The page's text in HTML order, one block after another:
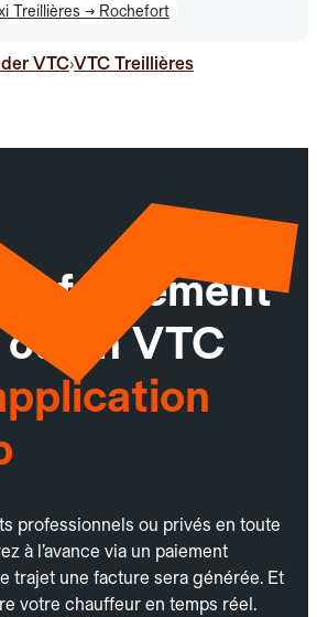
Treillières → Rochefort
VTC›VTC Treillières
facilement
ou un VTC
professionnels ou privés en toute
à l’avance via un paiement
trajet une facture sera générée. Et
votre chauffeur en temps réel.